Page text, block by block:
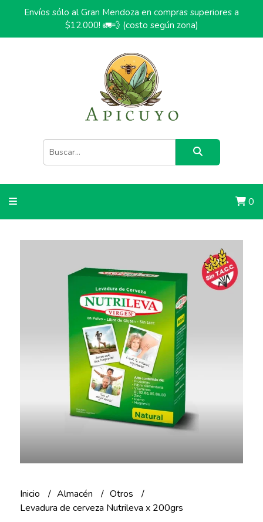
Envíos sólo al Gran Mendoza en compras superiores a
$12.000! 🚛💨 (costo según zona)
0
Inicio Almacén
Otros
Levadura de cerveza Nutrileva x 200grs